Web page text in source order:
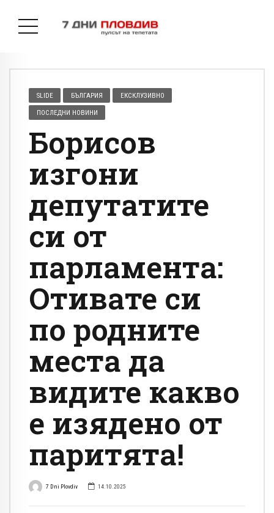
SLIDE БЪЛГАРИЯ ЕКСКЛУЗИВНО
ПОСЛЕДНИ НОВИНИ
Борисов
изгони
депутатите
си от
парламента:
Отивате си
по родните
места да
видите какво
е изядено от
паритята!
7 Dni Plovdiv 14.10.2025